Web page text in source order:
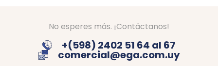
No esperes más. ¡Contáctanos!
+(598) 2402 51 64 al 67
comercial@ega.com.uy